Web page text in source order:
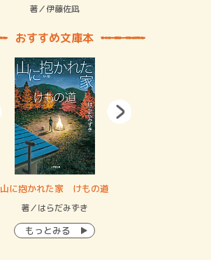
著／伊藤佐凪
おすすめ文庫本
山に抱かれた家 けもの道
著／はらだみずき
もっとみる